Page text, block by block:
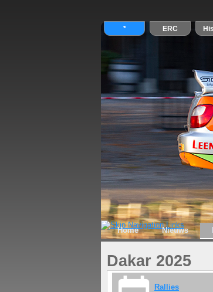
Home Nieuws
Dakar 2025
Rallies